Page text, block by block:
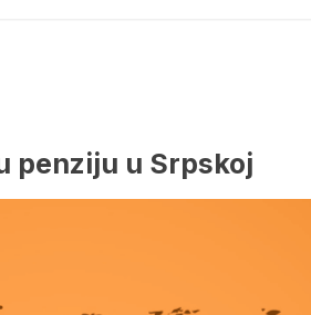
penziju u Srpskoj